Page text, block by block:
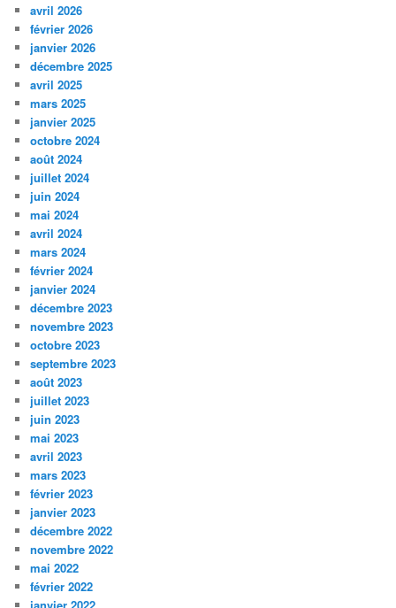
avril 2026
février 2026
janvier 2026
décembre 2025
avril 2025
mars 2025
janvier 2025
octobre 2024
août 2024
juillet 2024
juin 2024
mai 2024
avril 2024
mars 2024
février 2024
janvier 2024
décembre 2023
novembre 2023
octobre 2023
septembre 2023
août 2023
juillet 2023
juin 2023
mai 2023
avril 2023
mars 2023
février 2023
janvier 2023
décembre 2022
novembre 2022
mai 2022
février 2022